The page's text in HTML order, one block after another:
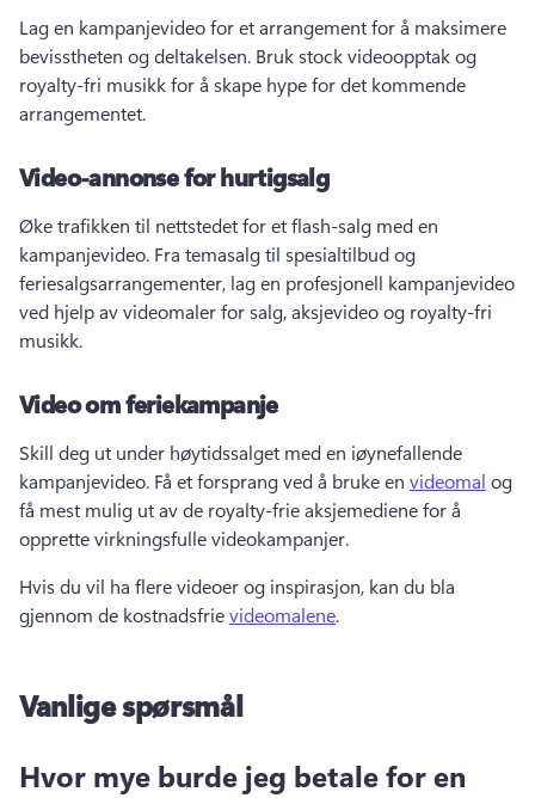
Lag en kampanjevideo for et arrangement for å maksimere
bevisstheten og deltakelsen. Bruk stock videoopptak og
royalty-fri musikk for å skape hype for det kommende
arrangementet.
Video-annonse for hurtigsalg
Øke trafikken til nettstedet for et flash-salg med en
kampanjevideo. Fra temasalg til spesialtilbud og
feriesalgsarrangementer, lag en profesjonell kampanjevideo
ved hjelp av videomaler for salg, aksjevideo og royalty-fri
musikk.
Video om feriekampanje
Skill deg ut under høytidssalget med en iøynefallende
kampanjevideo. Få et forsprang ved å bruke en videomal og
få mest mulig ut av de royalty-frie aksjemediene for å
opprette virkningsfulle videokampanjer.
Hvis du vil ha flere videoer og inspirasjon, kan du bla
gjennom de kostnadsfrie videomalene.
Vanlige spørsmål
Hvor mye burde jeg betale for en